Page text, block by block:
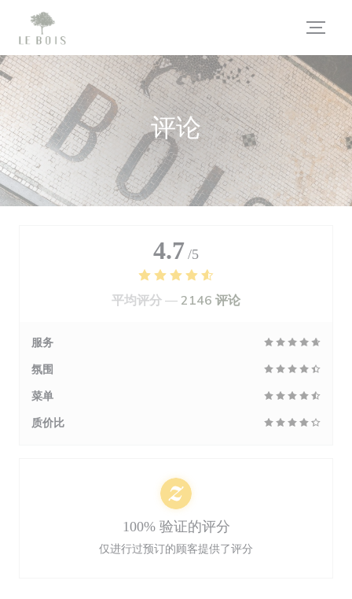
Cookie管理面板
评论
4.7 /5
平均评分 — 2146 评论
服务
氛围
菜单
质价比
100% 验证的评分
仅进行过预订的顾客提供了评分